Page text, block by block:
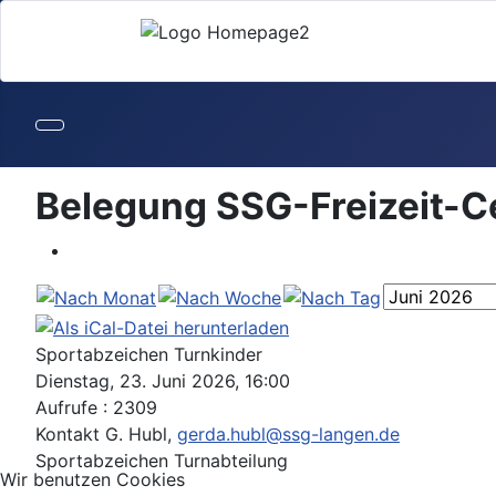
Belegung SSG-Freizeit-
Sportabzeichen Turnkinder
Dienstag, 23. Juni 2026, 16:00
Aufrufe : 2309
Kontakt G. Hubl, gerda.hubl@ssg-langen.de
Sportabzeichen Turnabteilung
Wir benutzen Cookies